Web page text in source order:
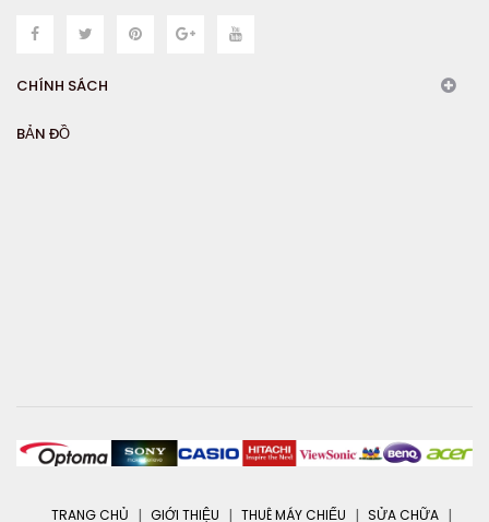
CHÍNH SÁCH
BẢN ĐỒ
TRANG CHỦ GIỚI THIỆU THUÊ MÁY CHIẾU SỬA CHỮA